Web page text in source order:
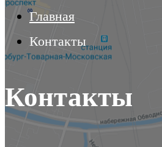
Главная
Контакты
Контакты